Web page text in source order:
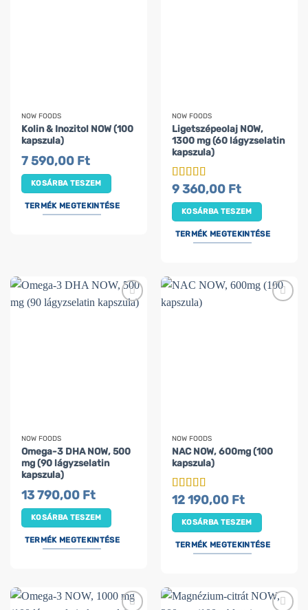
NOW FOODS
Kolin & Inozitol NOW (100
kapszula)
7 590,00 Ft
KOSÁRBA TESZEM
TERMÉK MEGTEKINTÉSE
NOW FOODS
Ligetszépeolaj NOW,
1300 mg (60 lágyzselatin
kapszula)
Értékelés:5
9 360,00 Ft
KOSÁRBA TESZEM
TERMÉK MEGTEKINTÉSE
NOW FOODS
Omega-3 DHA NOW, 500
mg (90 lágyzselatin
kapszula)
13 790,00 Ft
KOSÁRBA TESZEM
TERMÉK MEGTEKINTÉSE
NOW FOODS
NAC NOW, 600mg (100
kapszula)
Értékelés:5
12 190,00 Ft
KOSÁRBA TESZEM
TERMÉK MEGTEKINTÉSE